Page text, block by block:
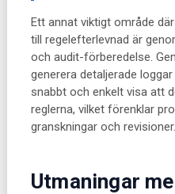
Ett annat viktigt område
till regelefterlevnad är
och audit-förberedelse.
generera detaljerade
snabbt och enkelt visa att
reglerna, vilket förenklar
granskningar och revisioner.
Utmaningar